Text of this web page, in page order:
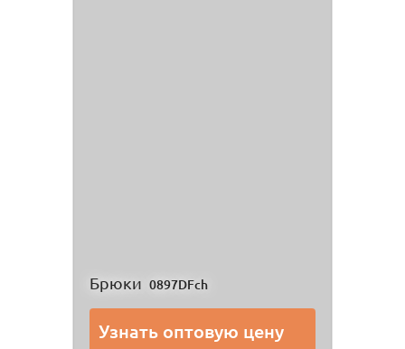
Брюки 0897DFch
Узнать оптовую цену